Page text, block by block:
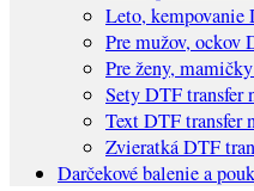
Leto, kempovanie
Pre mužov, ockov
Pre ženy,
Sety DTF transfer
Text DTF transfer
Zvieratká DTF
Darčekové balenie a